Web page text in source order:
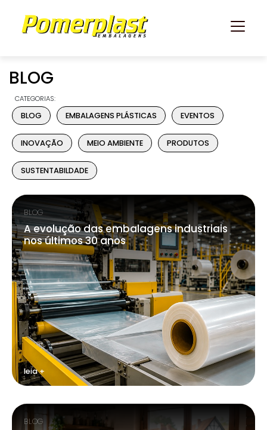
BLOG
CATEGORIAS:
BLOG EMBALAGENS PLÁSTICAS EVENTOS
INOVAÇÃO MEIO AMBIENTE PRODUTOS
SUSTENTABILDADE
BLOG
A evolução das embalagens industriais
nos últimos 30 anos
leia +
BLOG